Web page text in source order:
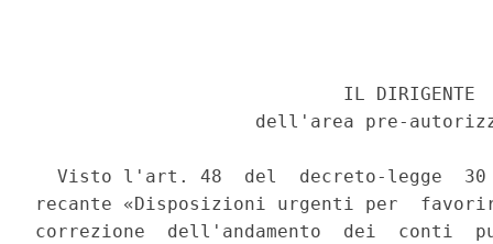
                            IL DIRIGENTE
dell'area pre-
Visto l'art. 48  del  decreto-legge
recante «Disposizioni urgenti per
correzione  dell'andamento  dei  conti